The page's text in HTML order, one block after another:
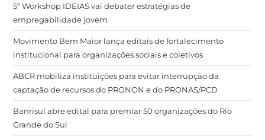
5º Workshop IDEIAS vai debater estratégias de
empregabilidade jovem
Movimento Bem Maior lança editais de fortalecimento
institucional para organizações sociais e coletivos
ABCR mobiliza instituições para evitar interrupção da
captação de recursos do PRONON e do PRONAS/PCD
Banrisul abre edital para premiar 50 organizações do Rio
Grande do Sul